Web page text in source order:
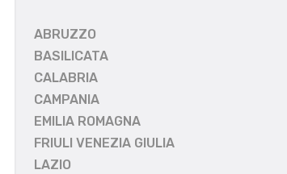
ABRUZZO
BASILICATA
CALABRIA
CAMPANIA
EMILIA ROMAGNA
FRIULI VENEZIA GIULIA
LAZIO